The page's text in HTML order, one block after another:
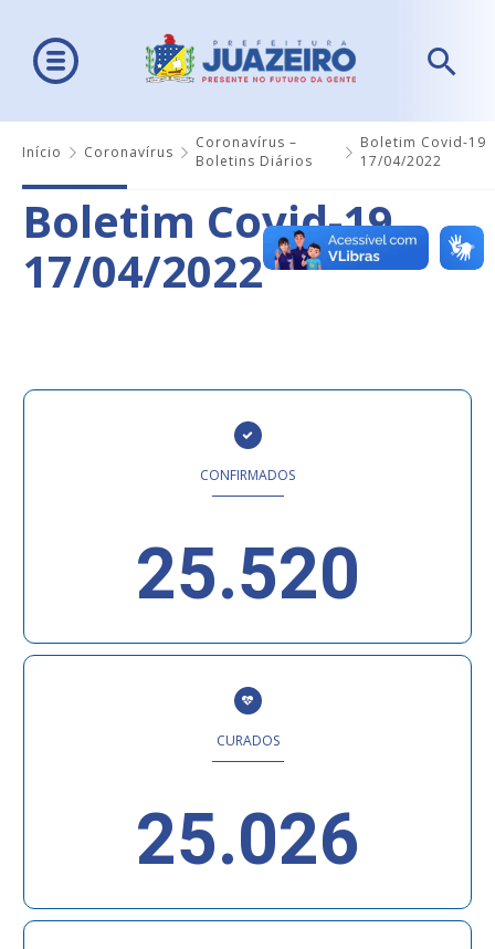
Início Coronavírus
Coronavírus –
Boletins Diários
Boletim Covid-19
17/04/2022
Boletim Covid-19
17/04/2022
CONFIRMADOS
25.520
CURADOS
25.026